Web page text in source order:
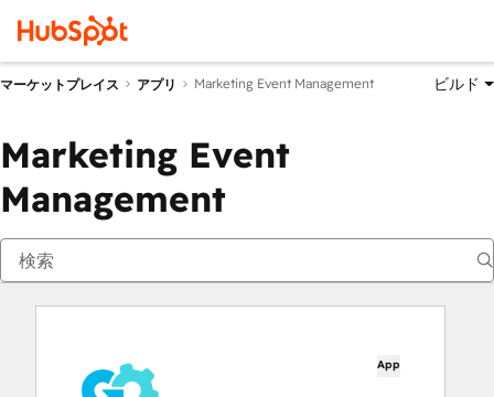
マーケットプレイス アプリ Marketing Event Management ビルド
Marketing Event
Management
App